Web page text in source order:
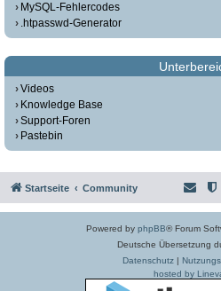
MySQL-Fehlercodes
.htpasswd-Generator
Videos
Knowledge Base
Support-Foren
Pastebin
Startseite Community
Powered by phpBB® Forum
Deutsche Übersetzung
Datenschutz|
hosted by